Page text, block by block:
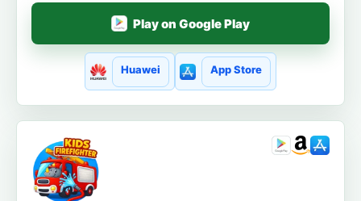
Play on Google Play
Huawei App Store